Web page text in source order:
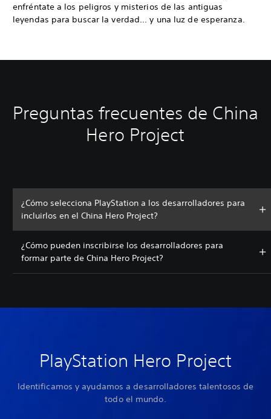
enfréntate a los peligros y misterios de las antiguas
leyendas para buscar la verdad... y una luz de esperanza.
Preguntas frecuentes de China
Hero Project
¿Cómo selecciona PlayStation a los desarrolladores para
incluirlos en el China Hero Project?
¿Cómo pueden inscribirse los desarrolladores para
formar parte de China Hero Project?
PlayStation Hero Project
Identificamos y ayudamos a desarrolladores talentosos de
todo el mundo.